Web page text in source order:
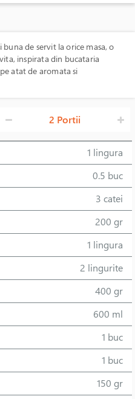
de servit la orice masa, o
inspirata din bucataria
atat de aromata si
2 Portii
1 lingura
0.5 buc
3 catei
200 gr
1 lingura
2 lingurite
400 gr
600 ml
1 buc
1 buc
150 gr